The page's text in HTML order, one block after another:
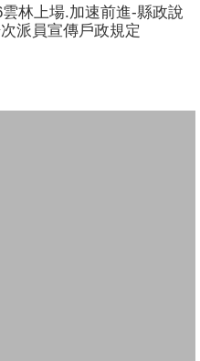
林上場.加速前進-縣政說
派員宣傳戶政規定